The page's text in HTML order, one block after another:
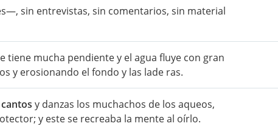
sin entrevistas, sin comentarios, sin material
tiene mucha pendiente y el agua fluye con gran
y erosionando el fondo y las lade ras.
cantos y danzas los muchachos de los aqueos,
y este se recreaba la mente al oírlo.